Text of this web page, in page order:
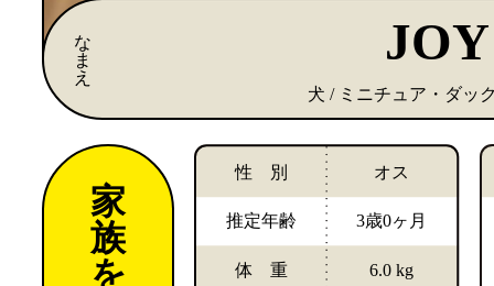
な
ま
え
JOY
犬 / ミニチュア・ダッ
家
族
を
性 別
推定年齢
体 重
オス
3歳0ヶ月
6.0 kg